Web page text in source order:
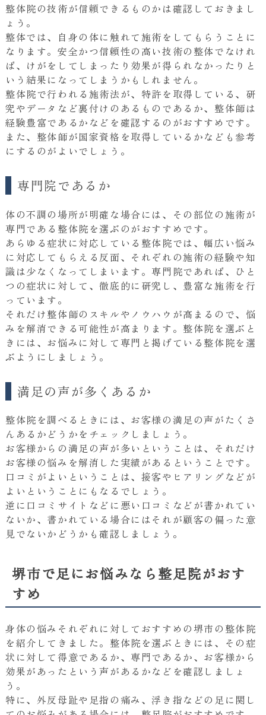
整体院の技術が信頼できるものかは確認しておきまし
ょう。
整体では、自身の体に触れて施術をしてもらうことに
なります。安全かつ信頼性の高い技術の整体でなけれ
ば、けがをしてしまったり効果が得られなかったりと
いう結果になってしまうかもしれません。
整体院で行われる施術法が、特許を取得している、研
究やデータなど裏付けのあるものであるか、整体師は
経験豊富であるかなどを確認するのがおすすめです。
また、整体師が国家資格を取得しているかなども参考
にするのがよいでしょう。
専門院であるか
体の不調の場所が明確な場合には、その部位の施術が
専門である整体院を選ぶのがおすすめです。
あらゆる症状に対応している整体院では、幅広い悩み
に対応してもらえる反面、それぞれの施術の経験や知
識は少なくなってしまいます。専門院であれば、ひと
つの症状に対して、徹底的に研究し、豊富な施術を行
っています。
それだけ整体師のスキルやノウハウが高まるので、悩
みを解消できる可能性が高まります。整体院を選ぶと
きには、お悩みに対して専門と掲げている整体院を選
ぶようにしましょう。
満足の声が多くあるか
整体院を調べるときには、お客様の満足の声がたくさ
んあるかどうかをチェックしましょう。
お客様からの満足の声が多いということは、それだけ
お客様の悩みを解消した実績があるということです。
口コミがよいということは、接客やヒアリングなどが
よいということにもなるでしょう。
逆に口コミサイトなどに悪い口コミなどが書かれてい
ないか、書かれている場合にはそれが顧客の偏った意
見でないかどうかも確認しましょう。
堺市で足にお悩みなら整足院がおす
すめ
身体の悩みそれぞれに対しておすすめの堺市の整体院
を紹介してきました。整体院を選ぶときには、その症
状に対して得意であるか、専門であるか、お客様から
効果があったという声があるかなどを確認しましょ
う。
特に、外反母趾や足指の痛み、浮き指などの足に関し